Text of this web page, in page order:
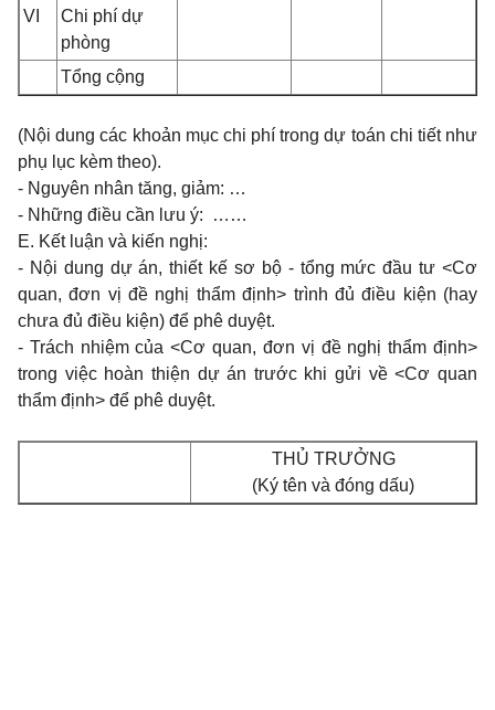
VI
Chi phí dự
phòng
Tổng cộng
(Nội dung các khoản mục chi phí trong dự toán chi tiết như
phụ lục kèm theo).
- Nguyên nhân tăng, giảm: …
- Những điều cần lưu ý: ……
E. Kết luận và kiến nghị:
- Nội dung dự án, thiết kế sơ bộ - tổng mức đầu tư <Cơ
quan, đơn vị đề nghị thẩm định> trình đủ điều kiện (hay
chưa đủ điều kiện) để phê duyệt.
- Trách nhiệm của <Cơ quan, đơn vị đề nghị thẩm định>
trong việc hoàn thiện dự án trước khi gửi về <Cơ quan
thẩm định> để phê duyệt.
THỦ TRƯỞNG
(Ký tên và đóng dấu)